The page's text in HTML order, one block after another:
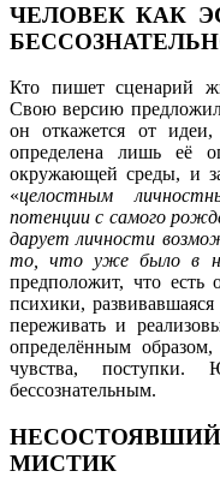
ЧЕЛОВЕК КАК
Кто пишет сценарий
Свою версию
он откажется от идеи,
определена лишь её
окружающей среды, и
«целостным
потенции с самого
дарует личности
то, что уже было в
предположит, что есть
психики,
переживать и
определённым
чувства, поступки.
бессознательным.
МИСТИК